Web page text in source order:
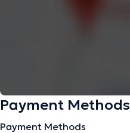
Payment Methods
Payment Methods